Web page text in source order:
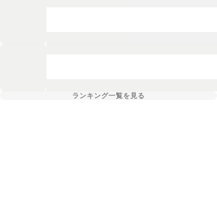
ランキング一覧を見る